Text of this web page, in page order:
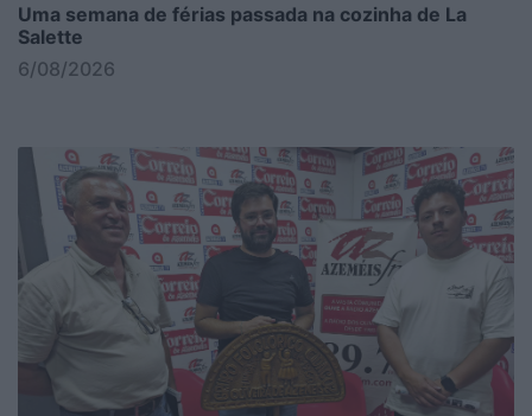
Uma semana de férias passada na cozinha de La
Salette
6/08/2026